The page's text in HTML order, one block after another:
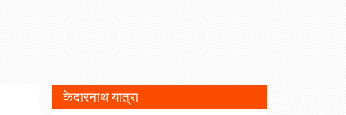
केदारनाथ यात्रा